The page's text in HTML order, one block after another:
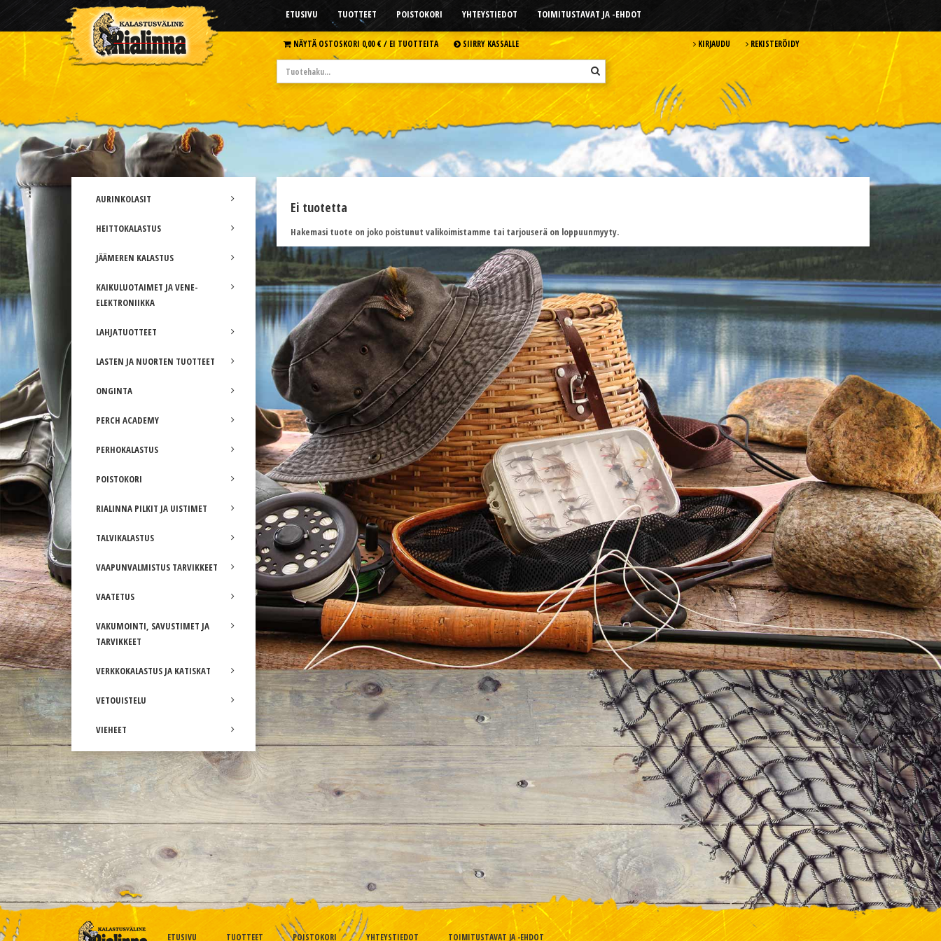
ETUSIVU TUOTTEET POISTOKORI YHTEYSTIEDOT TOIMITUSTAVAT JA -EHDOT
NÄYTÄ OSTOSKORI 0,00 € /EI TUOTTEITA SIIRRY KASSALLE KIRJAUDU REKISTERÖIDY
AURINKOLASIT
HEITTOKALASTUS
JÄÄMEREN KALASTUS
KAIKULUOTAIMET JA VENE-
ELEKTRONIIKKA
LAHJATUOTTEET
LASTEN JA NUORTEN TUOTTEET
ONGINTA
PERCH ACADEMY
PERHOKALASTUS
POISTOKORI
RIALINNA PILKIT JA UISTIMET
TALVIKALASTUS
VAAPUNVALMISTUS TARVIKKEET
VAATETUS
VAKUMOINTI, SAVUSTIMET JA
TARVIKKEET
VERKKOKALASTUS JA KATISKAT
VETOUISTELU
VIEHEET
Ei tuotetta
Hakemasi tuote on joko poistunut valikoimistamme tai tarjouserä on loppuunmyyty.
ETUSIVU TUOTTEET POISTOKORI YHTEYSTIEDOT TOIMITUSTAVAT JA -EHDOT